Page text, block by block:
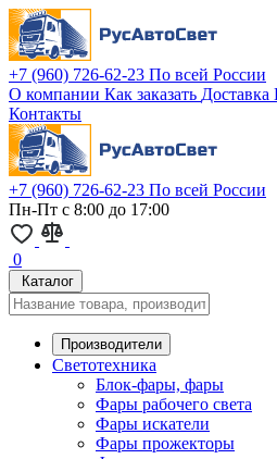
+7 (960) 726-62-23 По всей России
О компании Как заказать Доставка
Контакты
+7 (960) 726-62-23 По всей России
Пн-Пт с 8:00 до 17:00
0
Каталог
Производители
Светотехника
Блок-фары, фары
Фары рабочего света
Фары искатели
Фары прожекторы